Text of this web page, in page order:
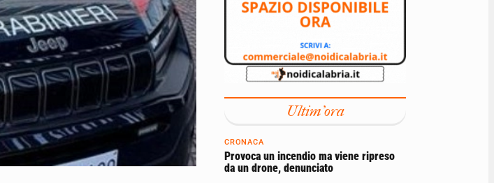
Ultim'ora
CRONACA
Provoca un incendio ma viene ripreso
da un drone, denunciato